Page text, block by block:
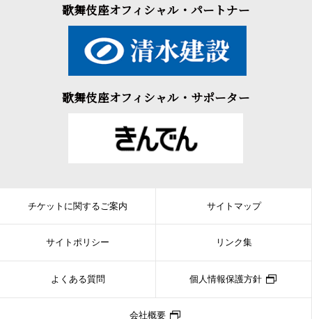
歌舞伎座オフィシャル・パートナー
歌舞伎座オフィシャル・サポーター
チケットに関するご案内 サイトマップ
サイトポリシー リンク集
よくある質問 個人情報保護方針
会社概要